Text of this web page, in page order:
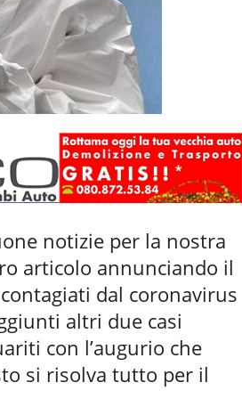
notizie per la nostra
articolo annunciando il
dal coronavirus
altri due casi
con l’augurio che
si risolva tutto per il